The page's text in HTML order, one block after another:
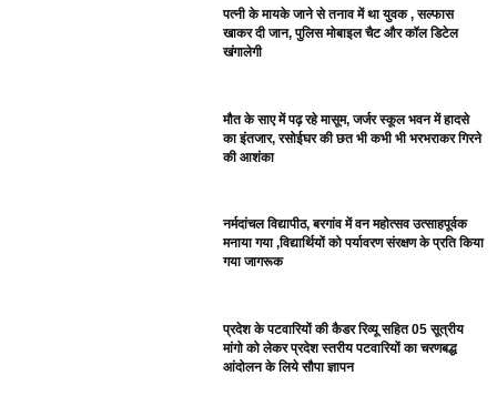
पत्नी के मायके जाने से तनाव में था युवक , सल्फास
खाकर दी जान, पुलिस मोबाइल चैट और कॉल डिटेल
खंगालेगी
मौत के साए में पढ़ रहे मासूम, जर्जर स्कूल भवन में हादसे
का इंतजार, रसोईघर की छत भी कभी भी भरभराकर गिरने
की आशंका
नर्मदांचल विद्यापीठ, बरगांव में वन महोत्सव उत्साहपूर्वक
मनाया गया ,विद्यार्थियों को पर्यावरण संरक्षण के प्रति किया
गया जागरूक
प्रदेश के पटवारियों की कैडर रिव्यू सहित 05 सूत्रीय
मांगो को लेकर प्रदेश स्तरीय पटवारियों का चरणबद्ध
आंदोलन के लिये सौपा ज्ञापन